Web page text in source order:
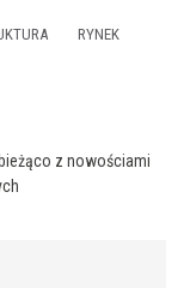
RYNEK
z nowościami